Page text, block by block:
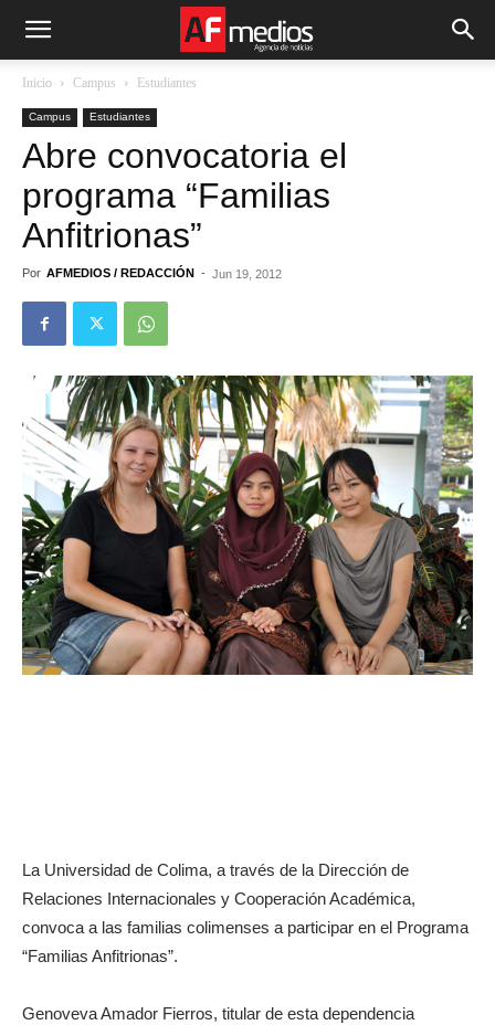
Inicio Campus Estudiantes
Campus Estudiantes
Abre convocatoria el
programa “Familias
Anfitrionas”
Por AFMEDIOS / REDACCIÓN - Jun 19, 2012
La Universidad de Colima, a través de la Dirección de
Relaciones Internacionales y Cooperación Académica,
convoca a las familias colimenses a participar en el Programa
“Familias Anfitrionas”.
Genoveva Amador Fierros, titular de esta dependencia